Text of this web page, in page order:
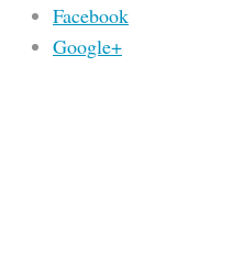
Facebook
Google+